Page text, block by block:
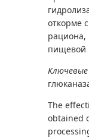
откорме
пищевой
Ключевые
The
obtained